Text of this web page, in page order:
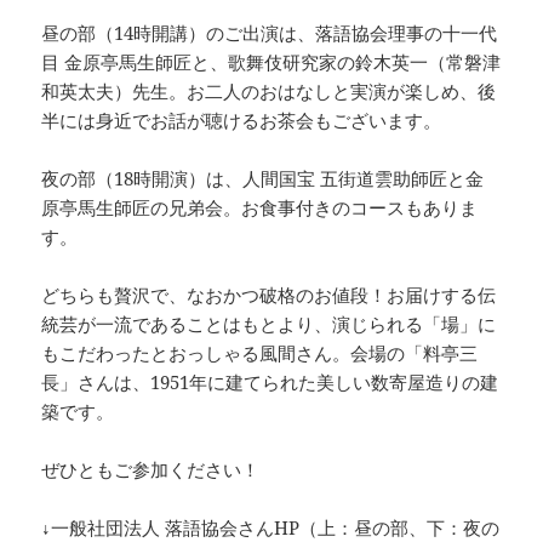
昼の部（14時開講）のご出演は、落語協会理事の十一代
目 金原亭馬生師匠と、歌舞伎研究家の鈴木英一（常磐津
和英太夫）先生。お二人のおはなしと実演が楽しめ、後
半には身近でお話が聴けるお茶会もございます。
夜の部（18時開演）は、人間国宝 五街道雲助師匠と金
原亭馬生師匠の兄弟会。お食事付きのコースもありま
す。
どちらも贅沢で、なおかつ破格のお値段！お届けする伝
統芸が一流であることはもとより、演じられる「場」に
もこだわったとおっしゃる風間さん。会場の「料亭三
長」さんは、1951年に建てられた美しい数寄屋造りの建
築です。
ぜひともご参加ください！
↓一般社団法人 落語協会さんHP（上：昼の部、下：夜の